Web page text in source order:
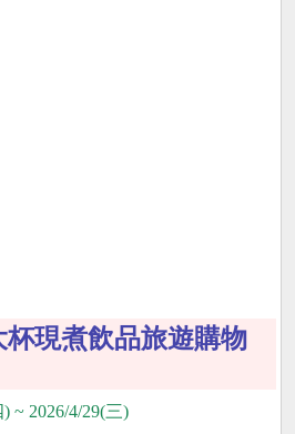
現煮飲品旅遊購物
~ 2026/4/29(三)